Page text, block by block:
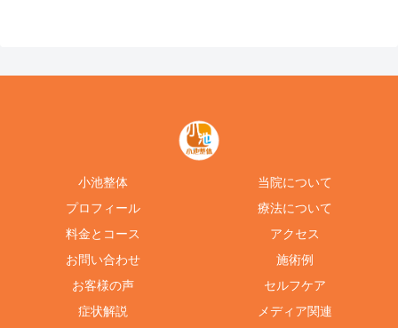
小池整体
当院について
プロフィール
療法について
料金とコース
アクセス
お問い合わせ
施術例
お客様の声
セルフケア
症状解説
メディア関連